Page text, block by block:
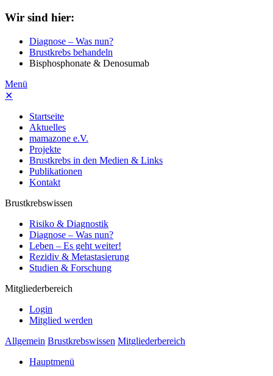
Wir sind hier:
Diagnose – Was nun?
Brustkrebs behandeln
Bisphosphonate & Denosumab
Menü
✕
Startseite
Aktuelles
mamazone e.V.
Projekte
Brustkrebs in den Medien & Links
Publikationen
Kontakt
Brustkrebswissen
Risiko & Diagnostik
Diagnose – Was nun?
Leben – Es geht weiter!
Rezidiv & Metastasierung
Studien & Forschung
Mitgliederbereich
Login
Mitglied werden
Allgemein Brustkrebswissen Mitgliederbereich
Hauptmenü